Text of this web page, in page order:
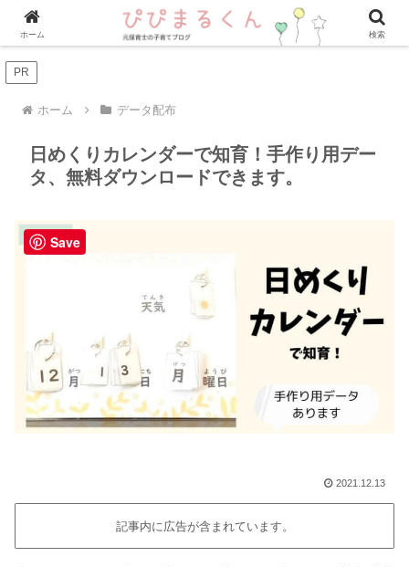
PR
ホーム データ配布
日めくりカレンダーで知育！手作り用デー
タ、無料ダウンロードできます。
データ配布
2021.12.13
記事内に広告が含まれています。
ホーム 検索
Save